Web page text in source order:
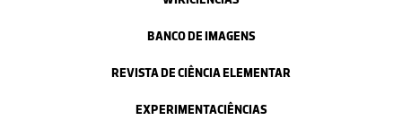
BANCO DE IMAGENS
REVISTA DE CIÊNCIA ELEMENTAR
EXPERIMENTACIÊNCIAS